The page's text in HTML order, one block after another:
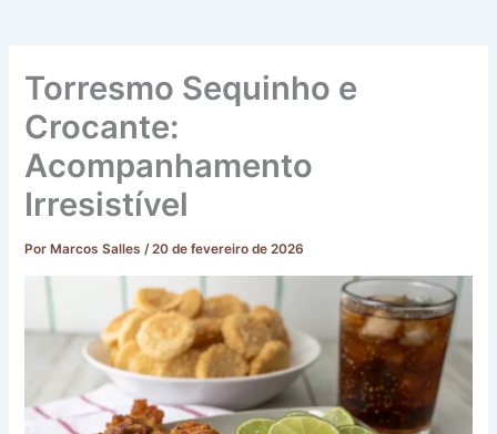
Torresmo Sequinho e
Crocante:
Acompanhamento
Irresistível
Por Marcos Salles/20 de fevereiro de 2026